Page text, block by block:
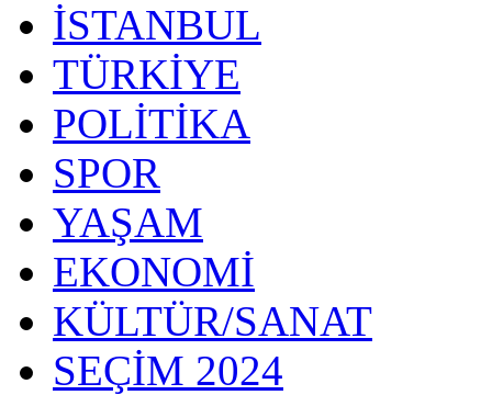
İSTANBUL
TÜRKİYE
POLİTİKA
SPOR
YAŞAM
EKONOMİ
KÜLTÜR/SANAT
SEÇİM 2024